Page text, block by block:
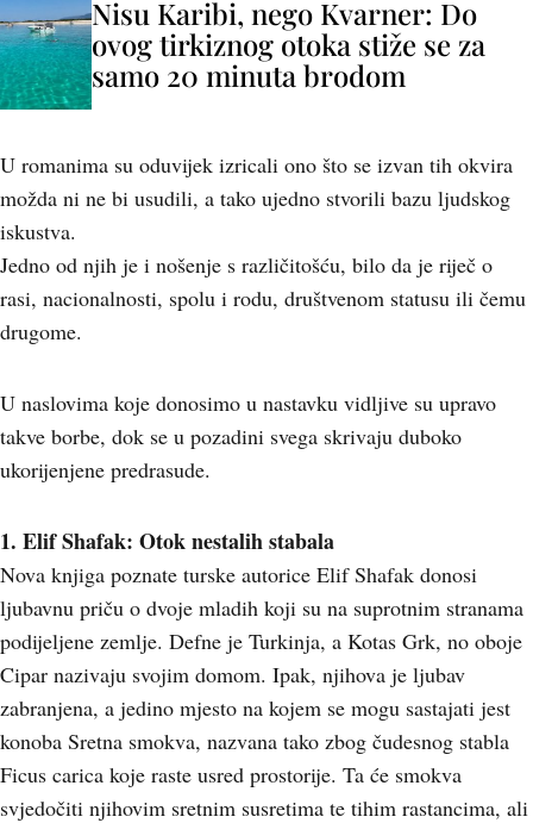
Nisu Karibi, nego Kvarner: Do
ovog tirkiznog otoka stiže se za
samo 20 minuta brodom
U romanima su oduvijek izricali ono što se izvan tih okvira
možda ni ne bi usudili, a tako ujedno stvorili bazu ljudskog
iskustva.
Jedno od njih je i nošenje s različitošću, bilo da je riječ o
rasi, nacionalnosti, spolu i rodu, društvenom statusu ili čemu
drugome.
U naslovima koje donosimo u nastavku vidljive su upravo
takve borbe, dok se u pozadini svega skrivaju duboko
ukorijenjene predrasude.
1. Elif Shafak: Otok nestalih stabala
Nova knjiga poznate turske autorice Elif Shafak donosi
ljubavnu priču o dvoje mladih koji su na suprotnim stranama
podijeljene zemlje. Defne je Turkinja, a Kotas Grk, no oboje
Cipar nazivaju svojim domom. Ipak, njihova je ljubav
zabranjena, a jedino mjesto na kojem se mogu sastajati jest
konoba Sretna smokva, nazvana tako zbog čudesnog stabla
Ficus carica koje raste usred prostorije. Ta će smokva
svjedočiti njihovim sretnim susretima te tihim rastancima, ali